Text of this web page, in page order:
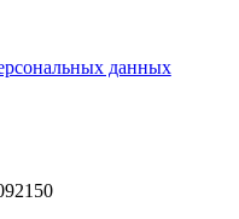
данных